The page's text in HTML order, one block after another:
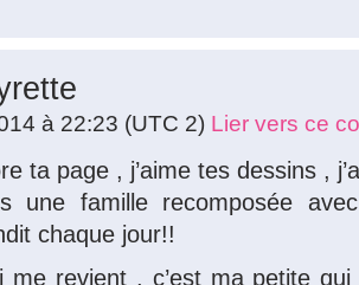
à 22:23 (UTC 2) Lier vers ce
ta page , j’aime tes dessins ,
une famille recomposée
chaque jour!!
me revient , c’est ma petite